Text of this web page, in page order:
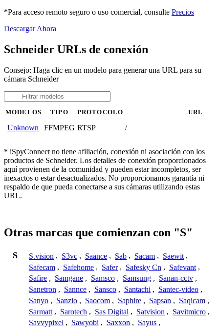
*Para acceso remoto seguro o uso comercial, consulte Precios
Descargar Ahora
Schneider URLs de conexión
Consejo: Haga clic en un modelo para generar una URL para su
cámara Schneider
MODELOS TIPO PROTOCOLO URL
Unknown FFMPEG RTSP /
* iSpyConnect no tiene afiliación, conexión ni asociación con los
productos de Schneider. Los detalles de conexión proporcionados
aquí provienen de la comunidad y pueden estar incompletos, ser
inexactos o estar desactualizados. No proporcionamos garantía ni
respaldo de que pueda conectarse a sus cámaras utilizando estas
URL.
Otras marcas que comienzan con "S"
S S.vision , S3vc , Saance , Sab , Sacam , Saewit ,
Safecam , Safehome , Safer , Safesky Cn , Safevant ,
Safire , Samgane , Samsco , Samsung , Sanan-cctv ,
Sanetron , Sannce , Sansco , Santachi , Santec-video ,
Sanyo , Sanzio , Saocom , Saphire , Sapsan , Saqicam ,
Sarmatt , Sarotech , Sas Digital , Satvision , Savitmicro ,
Savvypixel , Sawyobi , Saxxon , Sayus ,